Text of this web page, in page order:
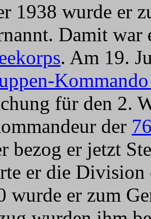
1938 wurde er
Damit
. Am 19.
für den 2.
der
bezog er jetzt
er die Division
wurde er zum